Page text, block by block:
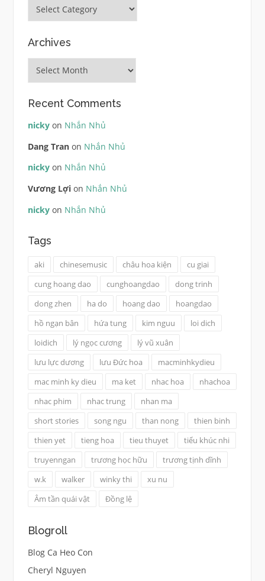
Archives
Archives
Recent Comments
nickyon Nhắn Nhủ
Dang Tranon Nhắn Nhủ
nickyon Nhắn Nhủ
Vương Lợion Nhắn Nhủ
nickyon Nhắn Nhủ
Tags
aki chinesemusic châu hoa kiện
cu giai
cung hoang dao
cunghoangdao
dong trinh
dong zhen
ha do hoang dao
hoangdao
hồ ngạn bân
hứa tung kim nguu
loi dich
loidich
lý ngọc cương
lý vũ xuân
lưu lực dương
lưu Đức hoa
macminhkydieu
mac minh ky dieu
ma ket nhac hoa
nhachoa
nhac phim
nhac trung
nhan ma
short stories
song ngu than nong
thien binh
thien yet
tieng hoa tieu thuyet
tiểu khúc nhi
truyenngan
trương học hữu
trương tịnh dĩnh
w.k
walker winky thi
xu nu
Âm tần quái vật
Đồng lệ
Blogroll
Blog Ca Heo Con
Cheryl Nguyen